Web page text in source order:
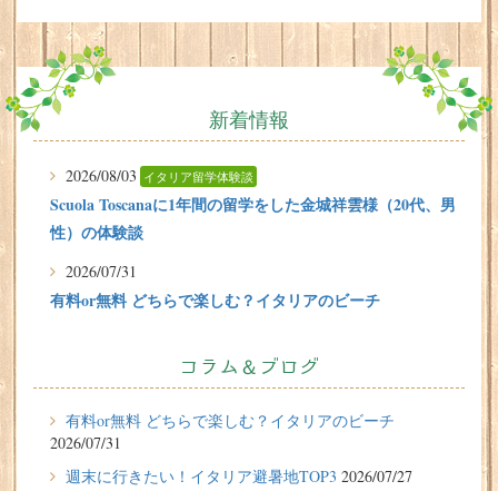
新着情報
2026/08/03 イタリア留学体験談
Scuola Toscanaに1年間の留学をした金城祥雲様（20代、男
性）の体験談
2026/07/31
有料or無料 どちらで楽しむ？イタリアのビーチ
フィレンツェに1週間の語学留学をしたT.Sさん（10代、女
性）の体験談
2026/07/27
週末に行きたい！イタリア避暑地TOP3
コラム＆ブログ
有料or無料 どちらで楽しむ？イタリアのビーチ
2026/07/31
週末に行きたい！イタリア避暑地TOP3 2026/07/27